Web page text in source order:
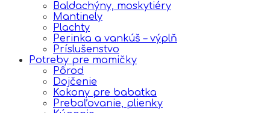
Baldachýny, moskytiéry
Mantinely
Plachty
Perinka a vankúš – výplň
Príslušenstvo
Potreby pre mamičky
Pôrod
Dojčenie
Kokony pre babatka
Prebaľovanie, plienky